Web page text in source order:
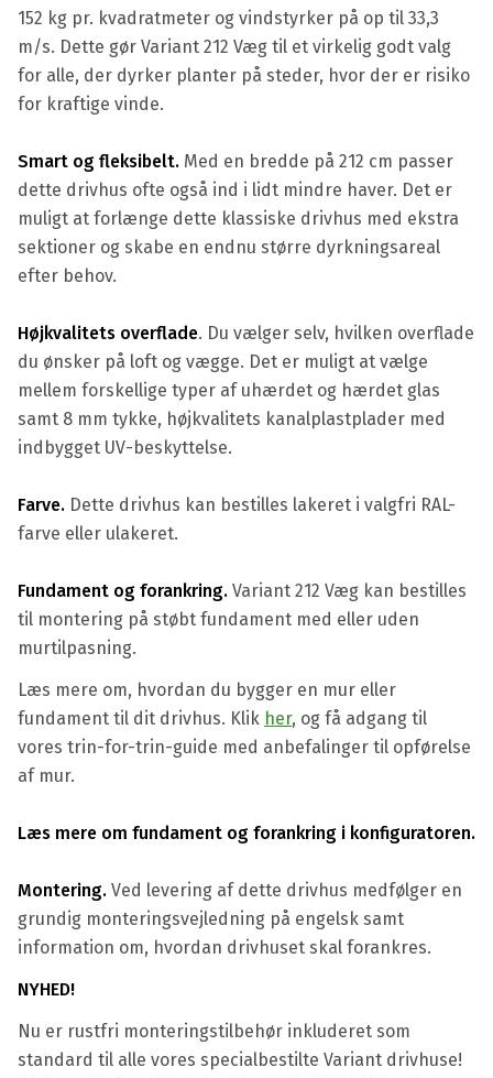
152 kg pr. kvadratmeter og vindstyrker på op til 33,3
m/s. Dette gør Variant 212 Væg til et virkelig godt valg
for alle, der dyrker planter på steder, hvor der er risiko
for kraftige vinde.
Smart og fleksibelt. Med en bredde på 212 cm passer
dette drivhus ofte også ind i lidt mindre haver. Det er
muligt at forlænge dette klassiske drivhus med ekstra
sektioner og skabe en endnu større dyrkningsareal
efter behov.
Højkvalitets overflade. Du vælger selv, hvilken overflade
du ønsker på loft og vægge. Det er muligt at vælge
mellem forskellige typer af uhærdet og hærdet glas
samt 8 mm tykke, højkvalitets kanalplastplader med
indbygget UV-beskyttelse.
Farve. Dette drivhus kan bestilles lakeret i valgfri RAL-
farve eller ulakeret.
Fundament og forankring. Variant 212 Væg kan bestilles
til montering på støbt fundament med eller uden
murtilpasning.
Læs mere om, hvordan du bygger en mur eller
fundament til dit drivhus. Klik her, og få adgang til
vores trin-for-trin-guide med anbefalinger til opførelse
af mur.
Læs mere om fundament og forankring i konfiguratoren.
Montering. Ved levering af dette drivhus medfølger en
grundig monteringsvejledning på engelsk samt
information om, hvordan drivhuset skal forankres.
NYHED!
Nu er rustfri monteringstilbehør inkluderet som
standard til alle vores specialbestilte Variant drivhuse!